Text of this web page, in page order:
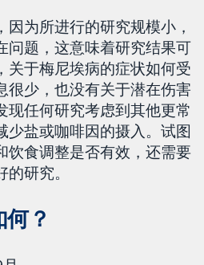
为所进行的研究规模小，
问题，这意味着研究结果可
关于梅尼埃病的症状如何受
很少，也没有关于潜在伤害
现任何研究考虑到其他更常
少盐或咖啡因的摄入。试图
饮食调整是否有效，还需要
研究。
？